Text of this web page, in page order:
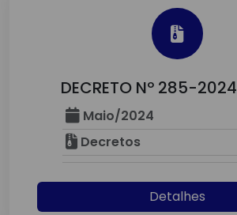
DECRETO Nº 285-2024
Maio/2024
Decretos
Detalhes